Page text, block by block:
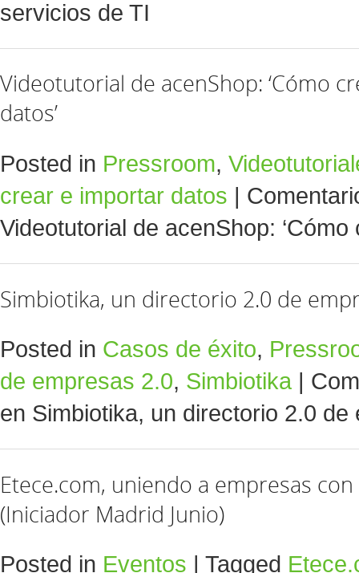
servicios de TI
Videotutorial de acenShop: ‘Cómo
datos’
Posted in Pressroom,
crear e importar datos |
Videotutorial de acenShop: ‘Cómo
Simbiotika, un directorio 2.0 de
Posted in Casos de éxito,
de empresas 2.0, Simbiotika |
en Simbiotika, un directorio 2.0 de
Etece.com, uniendo a empresas
(Iniciador Madrid Junio)
Posted in Eventos | Tagged